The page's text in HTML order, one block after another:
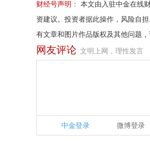
财经号声明：
本文由入驻中金在线
资建议。投资者据此操作，风险自
有文章和图片作品版权及其他问题，
网友评论 文明上网，理性发言
中金登录 微博登录